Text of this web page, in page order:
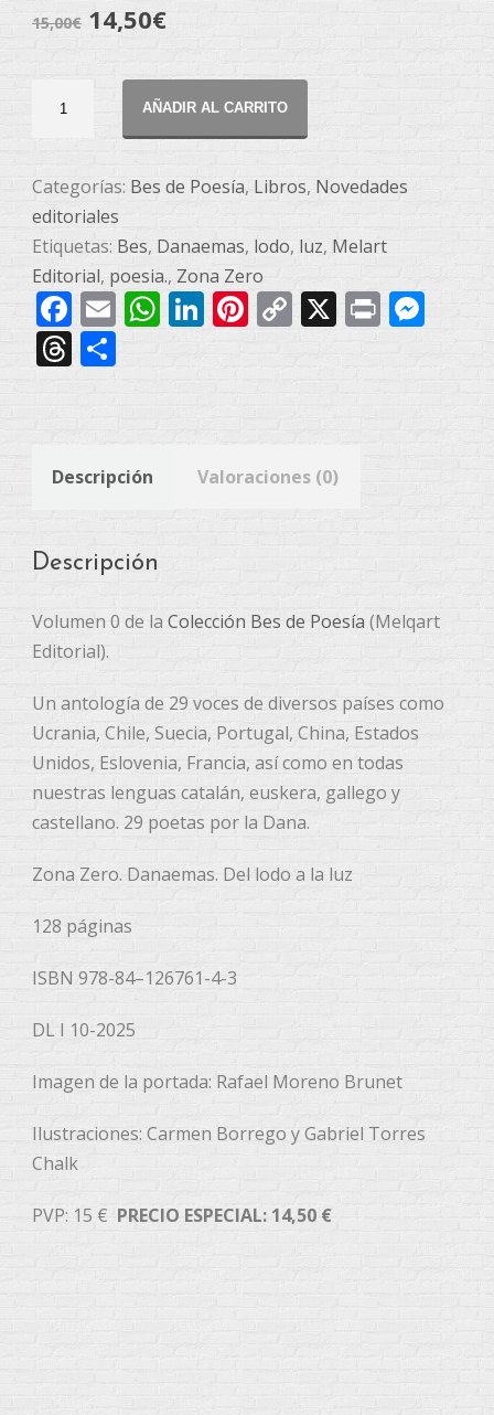
15,00€ 14,50€
Del
lodo
a
la
luz
cantidad
AÑADIR AL CARRITO
Categorías: Bes de Poesía, Libros, Novedades
editoriales
Etiquetas: Bes, Danaemas, lodo, luz, Melart
Editorial, poesia., Zona Zero
Facebook
EmailWhatsApp
LinkedIn
Pinterest
Copy
X Print
Threads
Descripción Valoraciones (0)
Descripción
Volumen 0 de la Colección Bes de Poesía (Melqart
Editorial).
Un antología de 29 voces de diversos países como
Ucrania, Chile, Suecia, Portugal, China, Estados
Unidos, Eslovenia, Francia, así como en todas
nuestras lenguas catalán, euskera, gallego y
castellano. 29 poetas por la Dana.
Zona Zero. Danaemas. Del lodo a la luz
128 páginas
ISBN 978-84–126761-4-3
DL I 10-2025
Imagen de la portada: Rafael Moreno Brunet
Ilustraciones: Carmen Borrego y Gabriel Torres
Chalk
PVP: 15 € PRECIO ESPECIAL: 14,50 €